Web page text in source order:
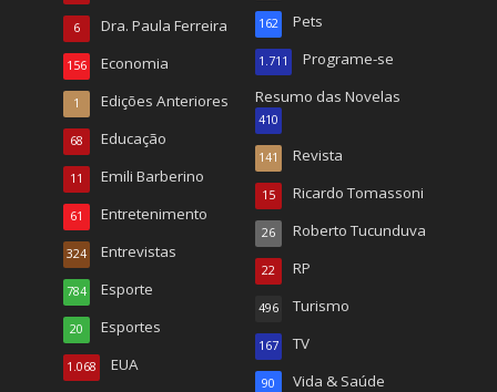
Dra. Paula Ferreira
6
Economia
156
Edições Anteriores
1
Educação
68
Emili Barberino
11
Entretenimento
61
Entrevistas
324
Esporte
784
Esportes
20
EUA
1.068
Pets
162
Programe-se
1.711
Resumo das Novelas
410
Revista
141
Ricardo Tomassoni
15
Roberto Tucunduva
26
RP
22
Turismo
496
TV
167
Vida & Saúde
90